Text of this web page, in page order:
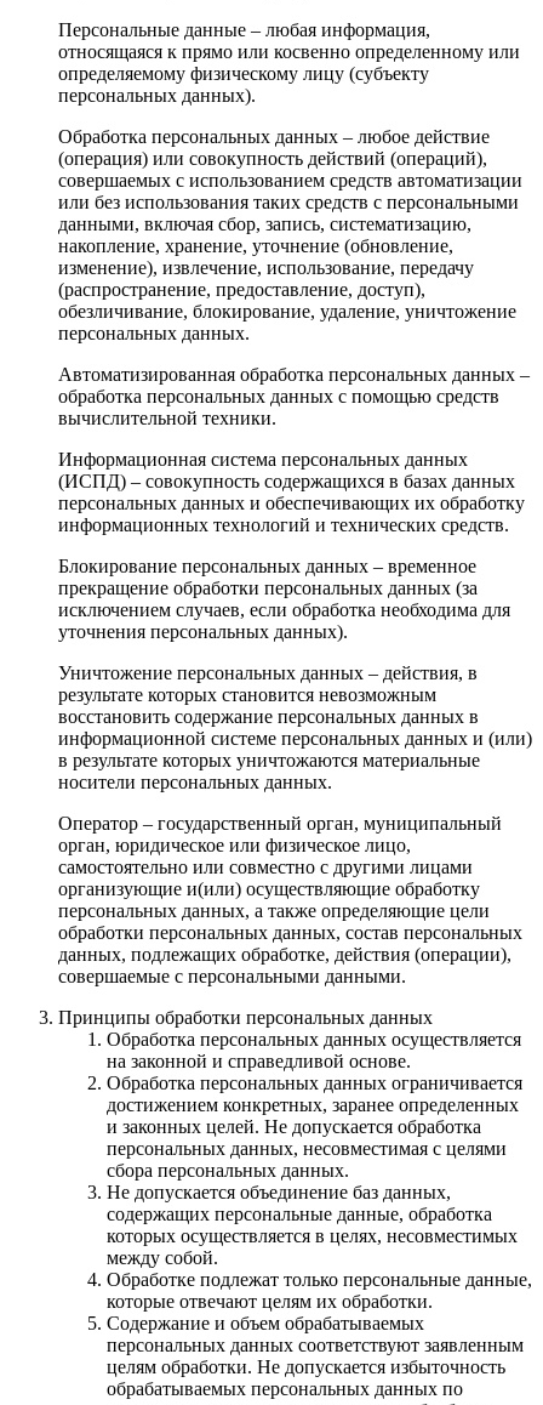
Персональные данные – любая информация,
относящаяся к прямо или косвенно определенному или
определяемому физическому лицу (субъекту
персональных данных).
Обработка персональных данных – любое действие
(операция) или совокупность действий (операций),
совершаемых с использованием средств автоматизации
или без использования таких средств с персональными
данными, включая сбор, запись, систематизацию,
накопление, хранение, уточнение (обновление,
изменение), извлечение, использование, передачу
(распространение, предоставление, доступ),
обезличивание, блокирование, удаление, уничтожение
персональных данных.
Автоматизированная обработка персональных данных –
обработка персональных данных с помощью средств
вычислительной техники.
Информационная система персональных данных
(ИСПД) – совокупность содержащихся в базах данных
персональных данных и обеспечивающих их обработку
информационных технологий и технических средств.
Блокирование персональных данных – временное
прекращение обработки персональных данных (за
исключением случаев, если обработка необходима для
уточнения персональных данных).
Уничтожение персональных данных – действия, в
результате которых становится невозможным
восстановить содержание персональных данных в
информационной системе персональных данных и (или)
в результате которых уничтожаются материальные
носители персональных данных.
Оператор – государственный орган, муниципальный
орган, юридическое или физическое лицо,
самостоятельно или совместно с другими лицами
организующие и(или) осуществляющие обработку
персональных данных, а также определяющие цели
обработки персональных данных, состав персональных
данных, подлежащих обработке, действия (операции),
совершаемые с персональными данными.
Принципы обработки персональных данных
Обработка персональных данных осуществляется
на законной и справедливой основе.
Обработка персональных данных ограничивается
достижением конкретных, заранее определенных
и законных целей. Не допускается обработка
персональных данных, несовместимая с целями
сбора персональных данных.
Не допускается объединение баз данных,
содержащих персональные данные, обработка
которых осуществляется в целях, несовместимых
между собой.
Обработке подлежат только персональные данные,
которые отвечают целям их обработки.
Содержание и объем обрабатываемых
персональных данных соответствуют заявленным
целям обработки. Не допускается избыточность
обрабатываемых персональных данных по